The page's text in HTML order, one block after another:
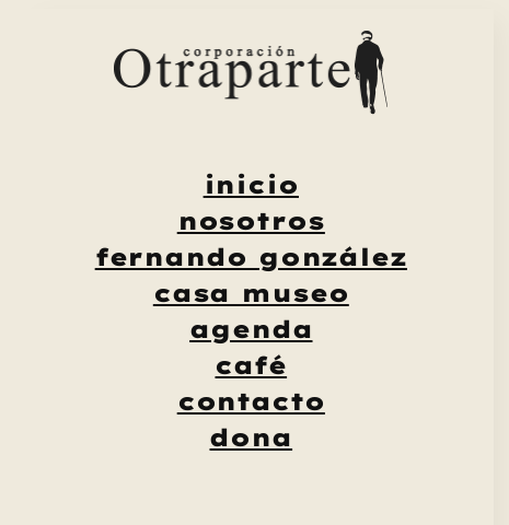
inicio
nosotros
fernando gonzález
casa museo
agenda
café
contacto
dona